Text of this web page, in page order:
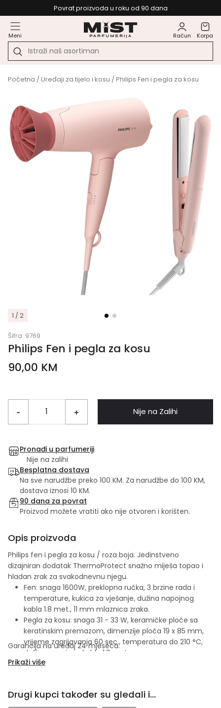
Povrat proizvoda u roku od 90 dana
Meni Račun Korpa
Početna /Uređaji za tijelo i kosu / Philips Fen i pegla za kosu
1 / 2
Šifra: 9769
Philips Fen i pegla za kosu
90,00 KM
- + Nije na Zalihi
Pronađi u parfumeriji
Nije na zalihi
Besplatna dostava
Na sve narudžbe preko 100 KM. Za narudžbe do 100 KM,
dostava iznosi 10 KM.
90 dana za povrat
Proizvod možete vratiti ako nije otvoren i korišten.
Opis proizvoda
Philips fen i pegla za kosu / roza boja. Jedinstveno
dizajniran dodatak ThermoProtect snažno miješa topao i
hladan zrak za svakodnevnu njegu.
Fen: snaga 1600W, preklopna ručka, 3 brzine rada i
temperature, kukica za vješanje, dužina napojnog
kabla 1.8 met., 11 mm mlaznica zraka.
Pegla za kosu: snaga 31 - 33 W, keramičke ploče sa
keratinskim premazom, dimenzije ploča 19 x 85 mm,
vrijeme zagrijavanja 60 sec., temperatura do 210 °C,
dužina napojnog kabla 1.6 met.
Garancija na uređaj 24 mjeseca.
Prikaži više
Drugi kupci također su gledali i...